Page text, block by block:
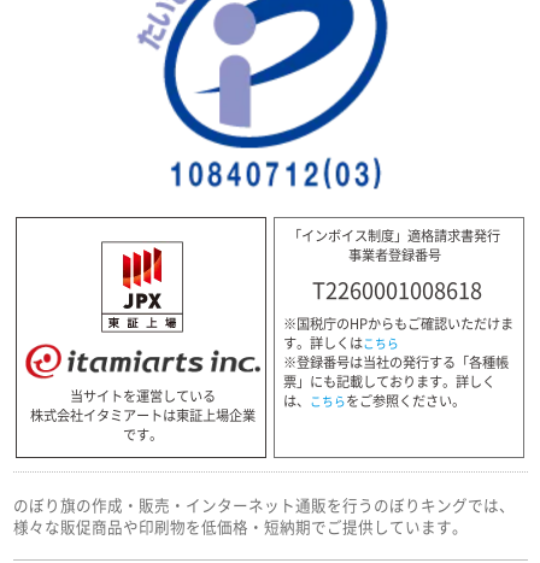
当サイトを運営している
株式会社イタミアートは東証上場企業
です。
「インボイス制度」適格請求書発行
事業者登録番号
T2260001008618
※国税庁のHPからもご確認いただけま
す。詳しくはこちら
※登録番号は当社の発行する「各種帳
票」にも記載しております。詳しく
は、 こちらをご参照ください。
のぼり旗の作成・販売・インターネット通販を行うのぼりキングでは、
様々な販促商品や印刷物を低価格・短納期でご提供しています。